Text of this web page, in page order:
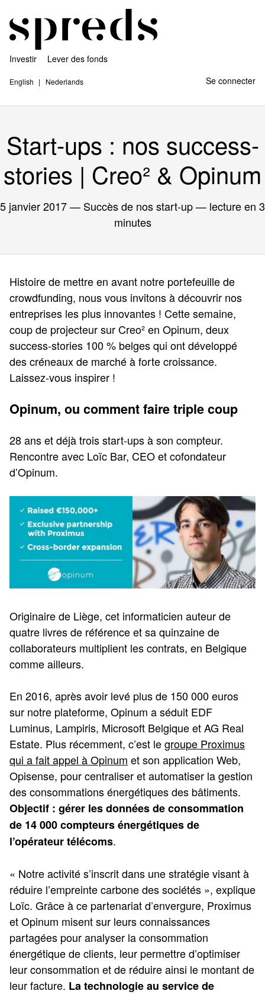
Investir Lever des fonds
English Nederlands Se connecter
Start-ups : nos success-
stories | Creo² & Opinum
5 janvier 2017— Succès de nos start-up — lecture en 3
minutes
Histoire de mettre en avant notre portefeuille de
crowdfunding, nous vous invitons à découvrir nos
entreprises les plus innovantes ! Cette semaine,
coup de projecteur sur Creo² en Opinum, deux
success-stories 100 % belges qui ont développé
des créneaux de marché à forte croissance.
Laissez-vous inspirer !
Opinum, ou comment faire triple coup
28 ans et déjà trois start-ups à son compteur.
Rencontre avec Loïc Bar, CEO et cofondateur
d’Opinum.
Originaire de Liège, cet informaticien auteur de
quatre livres de référence et sa quinzaine de
collaborateurs multiplient les contrats, en Belgique
comme ailleurs.
En 2016, après avoir levé plus de 150 000 euros
sur notre plateforme, Opinum a séduit EDF
Luminus, Lampiris, Microsoft Belgique et AG Real
Estate. Plus récemment, c’est legroupe Proximus
qui a fait appel à Opinum et son application Web,
Opisense, pour centraliser et automatiser la gestion
des consommations énergétiques des bâtiments.
Objectif : gérer les données de consommation
de 14 000 compteurs énergétiques de
l’opérateur télécoms.
« Notre activité s’inscrit dans une stratégie visant à
réduire l’empreinte carbone des sociétés », explique
Loïc. Grâce à ce partenariat d’envergure, Proximus
et Opinum misent sur leurs connaissances
partagées pour analyser la consommation
énergétique de clients, leur permettre d’optimiser
leur consommation et de réduire ainsi le montant de
leur facture. La technologie au service de